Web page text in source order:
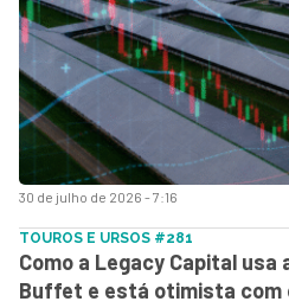
30 de julho de 2026 - 7:16
TOUROS E URSOS #281
Como a Legacy Capital
Buffet e está otimista com